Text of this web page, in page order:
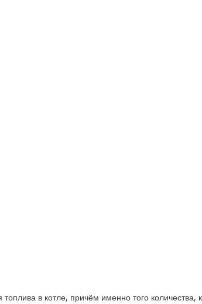
топлива в котле, причём именно того